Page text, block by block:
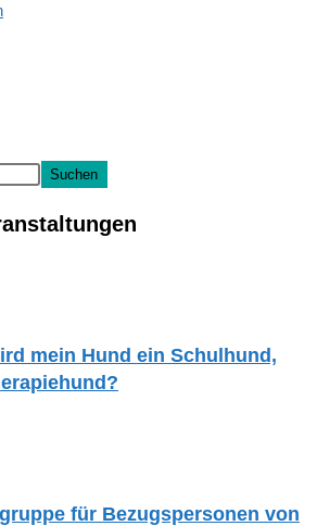
Suchen
mein Hund ein Schulhund,
für Bezugspersonen von